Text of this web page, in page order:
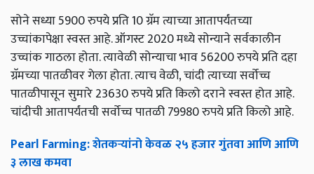
सोने सध्या 5900 रुपये प्रति 10 ग्रॅम त्याच्या आतापर्यंतच्या
उच्चांकापेक्षा स्वस्त आहे. ऑगस्ट 2020 मध्ये सोन्याने सर्वकालीन
उच्चांक गाठला होता. त्यावेळी सोन्याचा भाव 56200 रुपये प्रति दहा
ग्रॅमच्या पातळीवर गेला होता. त्याच वेळी, चांदी त्याच्या सर्वोच्च
पातळीपासून सुमारे 23630 रुपये प्रति किलो दराने स्वस्त होत आहे.
चांदीची आतापर्यंतची सर्वोच्च पातळी 79980 रुपये प्रति किलो आहे.
Pearl Farming: शेतकऱ्यांनो केवळ २५ हजार गुंतवा आणि आणि
३ लाख कमवा